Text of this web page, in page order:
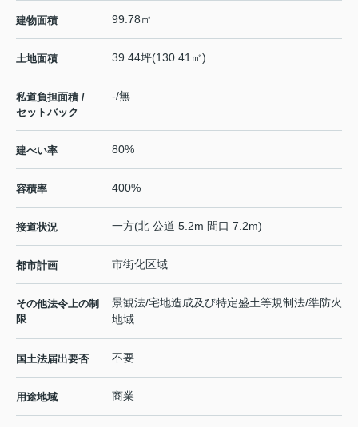
建物面積 99.78㎡
土地面積 39.44坪(130.41㎡)
私道負担面積 /
セットバック
-/無
建ぺい率 80%
容積率 400%
接道状況 一方(北 公道 5.2m 間口 7.2m)
都市計画 市街化区域
その他法令上の制
限
景観法/宅地造成及び特定盛土等規制法/準防火
地域
国土法届出要否 不要
用途地域 商業